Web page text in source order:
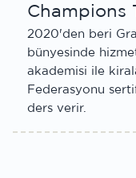
Champions
2020'den beri
bünyesinde
akademisi ile
Federasyonu
ders verir.